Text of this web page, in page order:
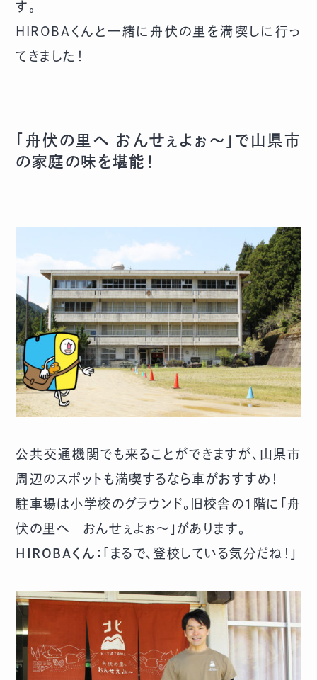
す。
HIROBAくんと一緒に舟伏の里を満喫しに行っ
てきました！
「舟伏の里へ おんせぇよぉ～」で山県市
の家庭の味を堪能！
公共交通機関でも来ることができますが、山県市
周辺のスポットも満喫するなら車がおすすめ！
駐車場は小学校のグラウンド。旧校舎の1階に「舟
伏の里へ おんせぇよぉ～」があります。
HIROBAくん：
「まるで、登校している気分だね！」